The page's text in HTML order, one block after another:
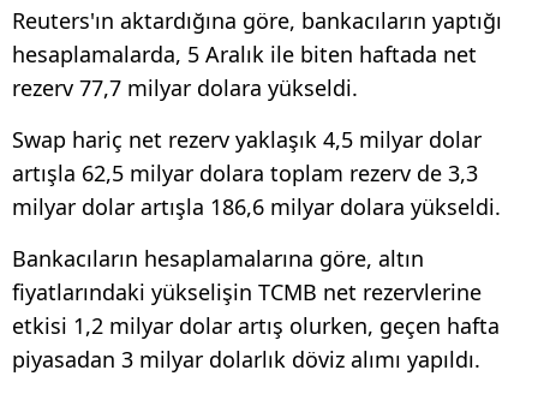
Reuters'ın aktardığına göre, bankacıların yaptığı
hesaplamalarda, 5 Aralık ile biten haftada net
rezerv 77,7 milyar dolara yükseldi.
Swap hariç net rezerv yaklaşık 4,5 milyar dolar
artışla 62,5 milyar dolara toplam rezerv de 3,3
milyar dolar artışla 186,6 milyar dolara yükseldi.
Bankacıların hesaplamalarına göre, altın
fiyatlarındaki yükselişin TCMB net rezervlerine
etkisi 1,2 milyar dolar artış olurken, geçen hafta
piyasadan 3 milyar dolarlık döviz alımı yapıldı.